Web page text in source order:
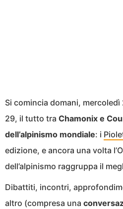
Si comincia domani,
29, il tutto tra Chamonix e
dell’alpinismo mondiale: i
edizione, e ancora una volta
dell’alpinismo raggruppa il
Dibattiti, incontri,
altro (compresa una